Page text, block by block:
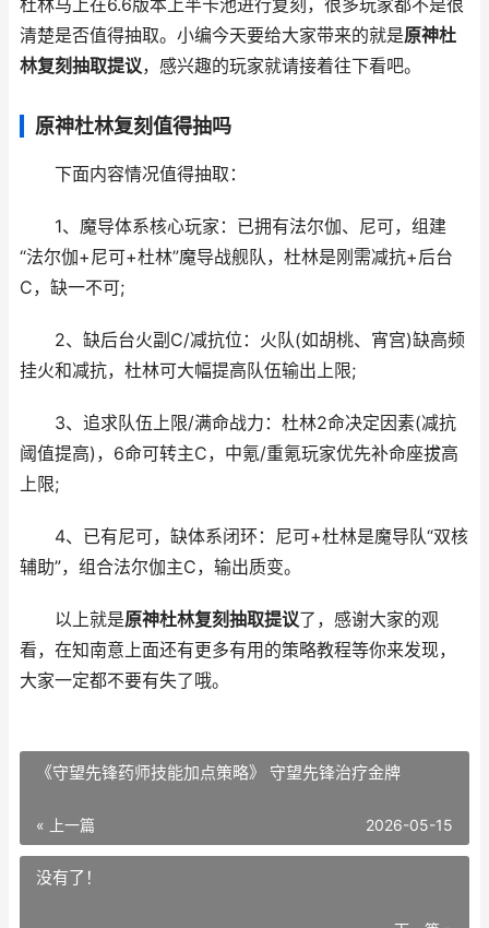
杜林马上在6.6版本上半卡池进行复刻，很多玩家都不是很
清楚是否值得抽取。小编今天要给大家带来的就是原神杜
林复刻抽取提议，感兴趣的玩家就请接着往下看吧。
原神杜林复刻值得抽吗
下面内容情况值得抽取：
1、魔导体系核心玩家：已拥有法尔伽、尼可，组建
“法尔伽+尼可+杜林”魔导战舰队，杜林是刚需减抗+后台
C，缺一不可;
2、缺后台火副C/减抗位：火队(如胡桃、宵宫)缺高频
挂火和减抗，杜林可大幅提高队伍输出上限;
3、追求队伍上限/满命战力：杜林2命决定因素(减抗
阈值提高)，6命可转主C，中氪/重氪玩家优先补命座拔高
上限;
4、已有尼可，缺体系闭环：尼可+杜林是魔导队“双核
辅助”，组合法尔伽主C，输出质变。
以上就是原神杜林复刻抽取提议了，感谢大家的观
看，在知南意上面还有更多有用的策略教程等你来发现，
大家一定都不要有失了哦。
《守望先锋药师技能加点策略》 守望先锋治疗金牌
« 上一篇 2026-05-15
没有了！